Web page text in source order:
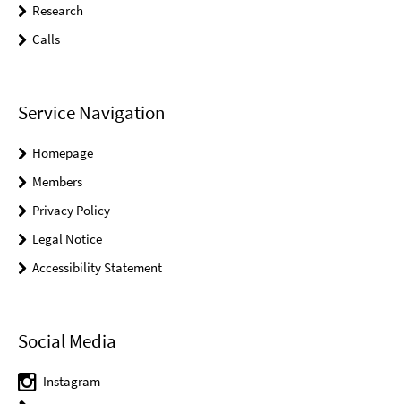
Research
Calls
Service Navigation
Homepage
Members
Privacy Policy
Legal Notice
Accessibility Statement
Social Media
Instagram